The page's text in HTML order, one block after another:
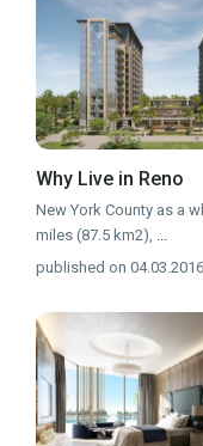
Why Live in Reno
New York County as a
miles (87.5 km2), ...
published on 04.03.2016